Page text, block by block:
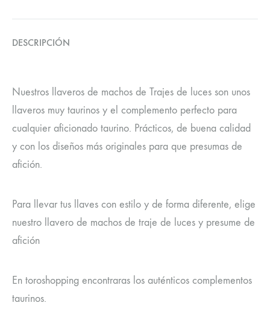
DESCRIPCIÓN
Nuestros llaveros de machos de Trajes de luces son unos
llaveros muy taurinos y el complemento perfecto para
cualquier aficionado taurino. Prácticos, de buena calidad
y con los diseños más originales para que presumas de
afición.
Para llevar tus llaves con estilo y de forma diferente, elige
nuestro llavero de machos de traje de luces y presume de
afición
En toroshopping encontraras los auténticos complementos
taurinos.